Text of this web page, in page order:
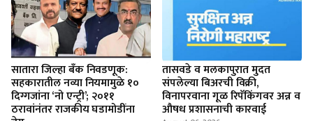
सातारा जिल्हा बँक निवडणूक:
सहकारातील नव्या नियमामुळे १०
दिग्गजांना ‘नो एन्ट्री’; २०११
ठरावांनंतर राजकीय घडामोडींना
तासवडे व मलकापुरात मुदत
संपलेल्या बिअरची विक्री,
विनापरवाना गूळ रिपॅकिंगवर अन्न व
औषध प्रशासनाची कारवाई